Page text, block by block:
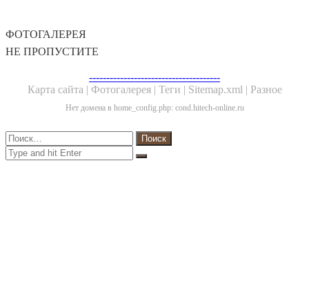
ФОТОГАЛЕРЕЯ
НЕ ПРОПУСТИТЕ
--------------------------------------
Карта сайта | Фотогалерея | Теги | Sitemap.xml | Разное
Нет домена в home_config.php: cond.hitech-online.ru
Close
Найти:
Close
Search